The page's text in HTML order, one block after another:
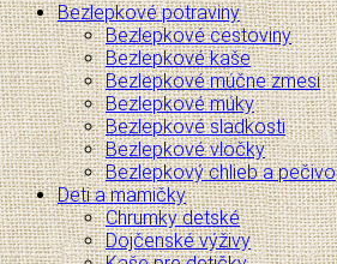
Bezlepkové potraviny
Bezlepkové cestoviny
Bezlepkové kaše
Bezlepkové múčne zmesi
Bezlepkové múky
Bezlepkové sladkosti
Bezlepkové vločky
Bezlepkový chlieb a pečivo
Deti a mamičky
Chrumky detské
Dojčenské výživy